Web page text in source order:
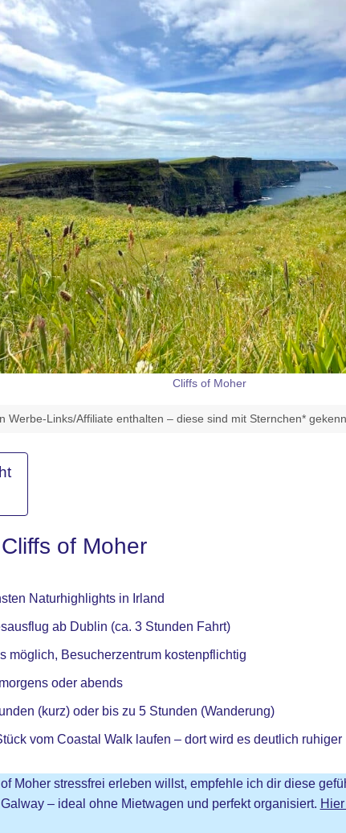
Cliffs of Moher
Werbe-Links/Affiliate enthalten – diese sind mit Sternchen*
of Moher
Naturhighlights in Irland
ab Dublin (ca. 3 Stunden Fahrt)
möglich, Besucherzentrum kostenpflichtig
oder abends
(kurz) oder bis zu 5 Stunden (Wanderung)
vom Coastal Walk laufen – dort wird es deutlich ruhiger
Moher stressfrei erleben willst, empfehle ich dir diese
– ideal ohne Mietwagen und perfekt organisiert.